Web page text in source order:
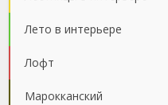
Лето в интерьере
Лофт
Марокканский